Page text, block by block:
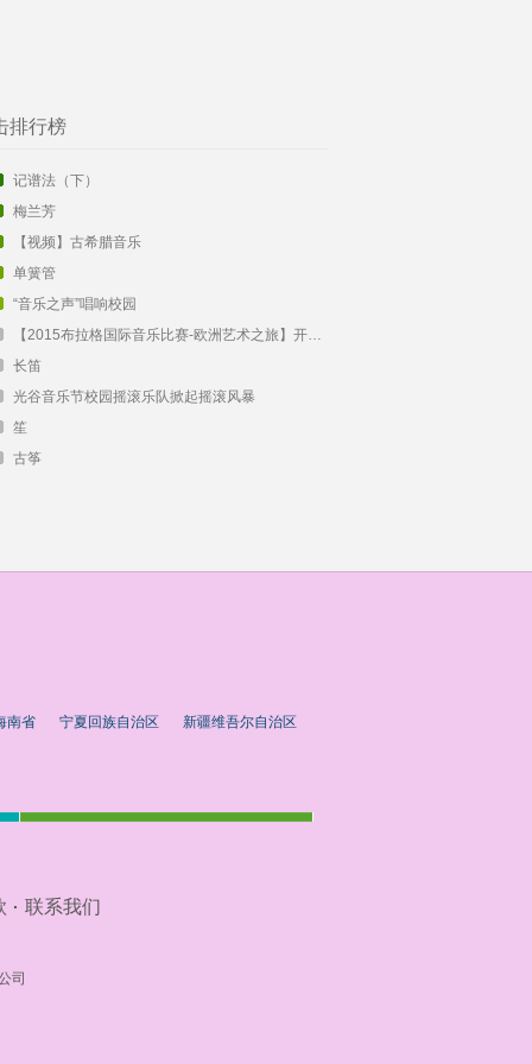
排行榜
记谱法（下）
梅兰芳
【视频】古希腊音乐
单簧管
“音乐之声”唱响校园
【2015布拉格国际音乐比赛-欧洲艺术之旅】开始报名啦！
长笛
光谷音乐节校园摇滚乐队掀起摇滚风暴
笙
古筝
南省 宁夏回族自治区 新疆维吾尔自治区
· 联系我们
司